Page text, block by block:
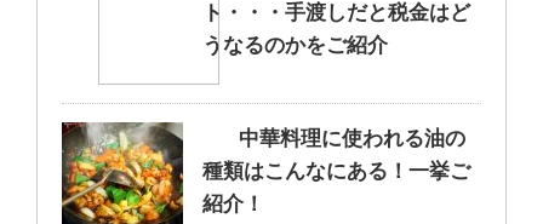
筋トレしたら体重増加？それは水分が
給料手渡しのバイト・・・手渡しだと
税金はどうなるのかをご紹介
ト・・・手渡しだと税金はど
うなるのかをご紹介
中華料理に使われる油の
種類はこんなにある！一挙ご
紹介！